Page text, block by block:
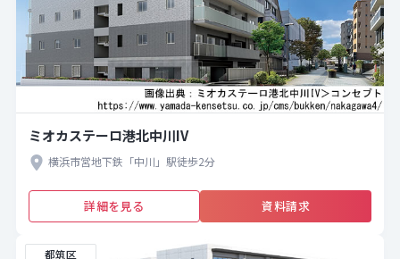
ミオカステーロ港北中川IV
横浜市営地下鉄「中川」駅徒歩2分
詳細を見る 資料請求
都筑区